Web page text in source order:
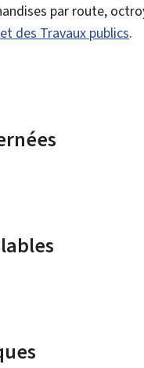
par route,
des Travaux publics.